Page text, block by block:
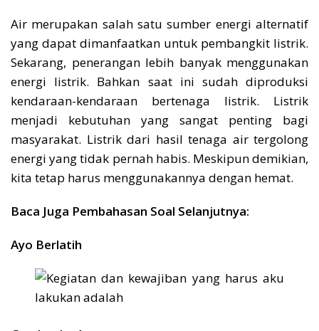
Air merupakan salah satu sumber energi alternatif
yang dapat dimanfaatkan untuk pembangkit listrik.
Sekarang, penerangan lebih banyak menggunakan
energi listrik. Bahkan saat ini sudah diproduksi
kendaraan-kendaraan bertenaga listrik. Listrik
menjadi kebutuhan yang sangat penting bagi
masyarakat. Listrik dari hasil tenaga air tergolong
energi yang tidak pernah habis. Meskipun demikian,
kita tetap harus menggunakannya dengan hemat.
Baca Juga Pembahasan Soal Selanjutnya:
Ayo Berlatih